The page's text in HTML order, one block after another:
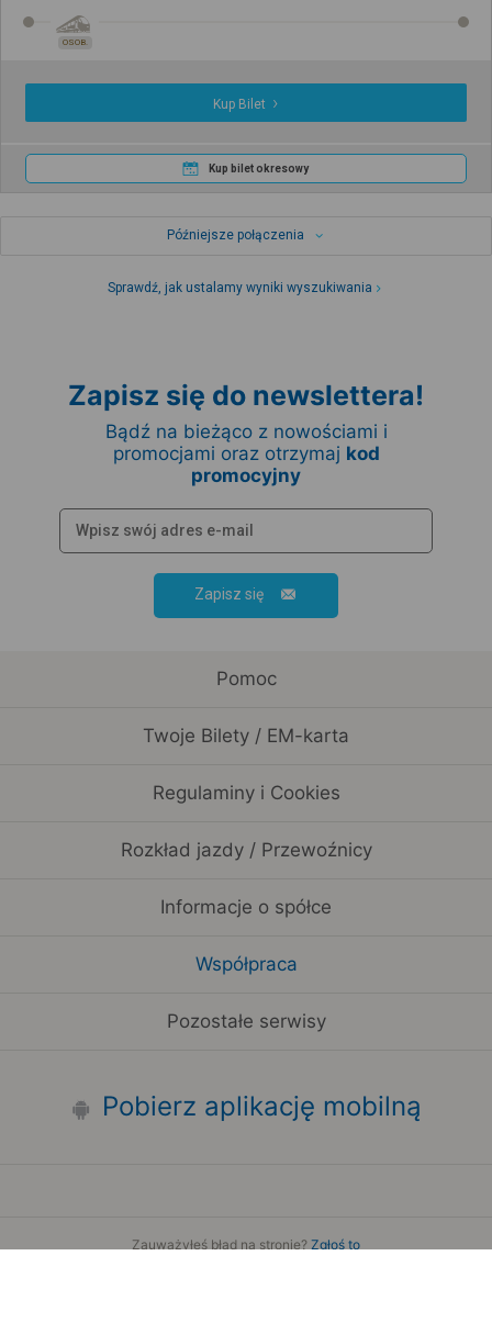
OSOB.
Kup Bilet
Kup bilet okresowy
Późniejsze połączenia
Sprawdź, jak ustalamy wyniki wyszukiwania
Zapisz się do newslettera!
Bądź na bieżąco z nowościami i
promocjami oraz otrzymaj kod
promocyjny
Zapisz się
Pomoc
Twoje Bilety / EM-karta
Regulaminy i Cookies
Rozkład jazdy / Przewoźnicy
Informacje o spółce
Współpraca
Pozostałe serwisy
Pobierz aplikację mobilną
Zauważyłeś błąd na stronie? Zgłoś to